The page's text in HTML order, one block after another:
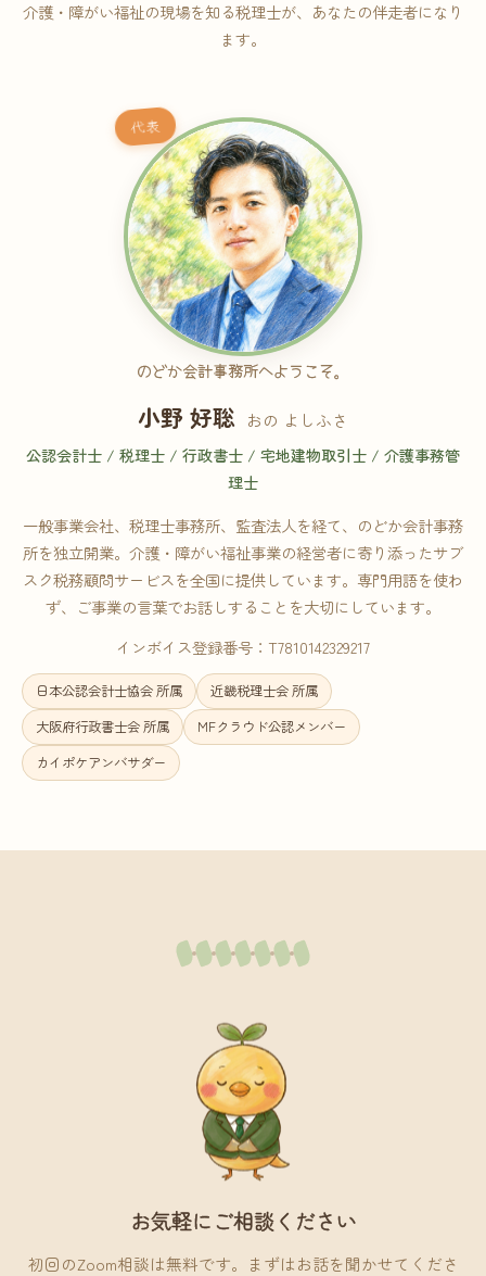
介護・障がい福祉の現場を知る税理士が、あなたの伴走者になり
ます。
代表
のどか会計事務所へようこそ。
小野 好聡 おの よしふさ
公認会計士 / 税理士 / 行政書士 / 宅地建物取引士 / 介護事務管
理士
一般事業会社、税理士事務所、監査法人を経て、のどか会計事務
所を独立開業。介護・障がい福祉事業の経営者に寄り添ったサブ
スク税務顧問サービスを全国に提供しています。専門用語を使わ
ず、ご事業の言葉でお話しすることを大切にしています。
インボイス登録番号：T7810142329217
日本公認会計士協会 所属
近畿税理士会 所属
大阪府行政書士会 所属
MFクラウド公認メンバー
カイポケアンバサダー
お気軽にご相談ください
初回のZoom相談は無料です。まずはお話を聞かせてくださ